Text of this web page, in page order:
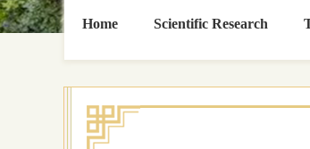
Home Scientific Research